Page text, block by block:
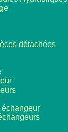
détachées